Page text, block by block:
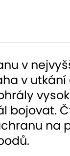
v
v
bojovat.
na